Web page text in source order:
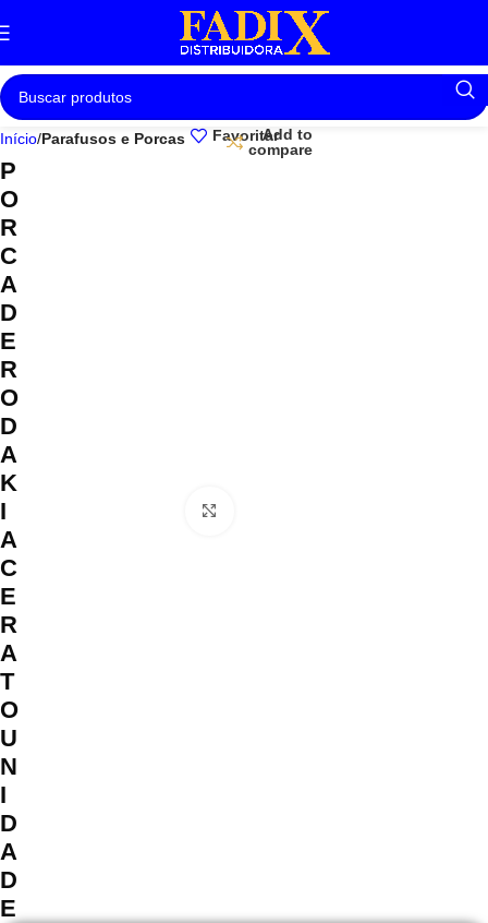
Início Parafusos e Porcas FavoritarAdd to
compare
P
O
R
C
A
D
E
R
O
D
A
K
I
A
C
E
R
A
T
O
U
N
I
D
A
D
E